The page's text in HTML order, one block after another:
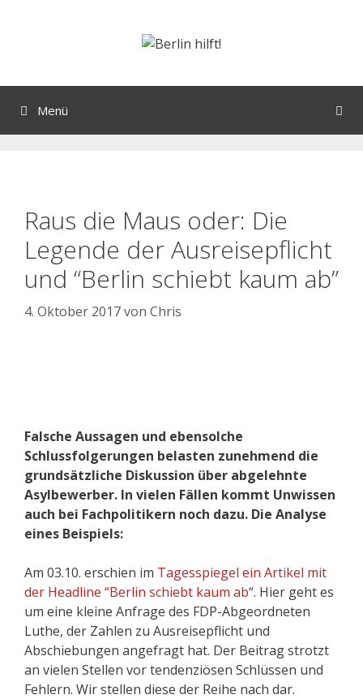
Menü
Raus die Maus oder: Die
Legende der Ausreisepflicht
und “Berlin schiebt kaum ab”
4. Oktober 2017von Chris
Falsche Aussagen und ebensolche
Schlussfolgerungen belasten zunehmend die
grundsätzliche Diskussion über abgelehnte
Asylbewerber. In vielen Fällen kommt Unwissen
auch bei Fachpolitikern noch dazu. Die Analyse
eines Beispiels:
Am 03.10. erschien im Tagesspiegel ein Artikel mit
der Headline “Berlin schiebt kaum ab“. Hier geht es
um eine kleine Anfrage des FDP-Abgeordneten
Luthe, der Zahlen zu Ausreisepflicht und
Abschiebungen angefragt hat. Der Beitrag strotzt
an vielen Stellen vor tendenziösen Schlüssen und
Fehlern. Wir stellen diese der Reihe nach dar.